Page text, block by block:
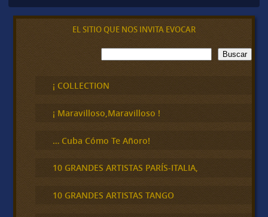
EL SITIO QUE NOS INVITA EVOCAR
B
u
c
a
Buscar
¡ COLLECTION
¡ Maravilloso,Maravilloso !
… Cuba Cómo Te Añoro!
10 GRANDES ARTISTAS PARÍS-ITALIA,
10 GRANDES ARTISTAS TANGO